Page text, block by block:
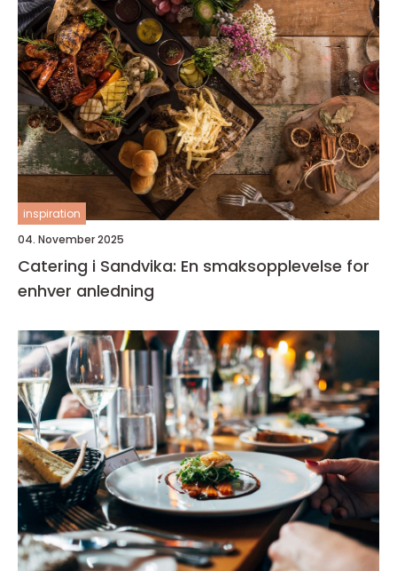
inspiration
04. November 2025
Catering i Sandvika: En smaksopplevelse for
enhver anledning